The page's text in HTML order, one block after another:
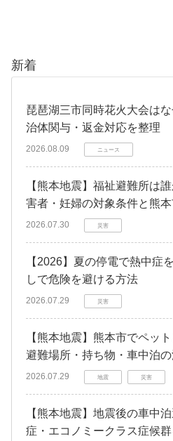
新着
琵琶湖三市同時花火大会は
治体関与・返金対応を整理
2026.08.09 ニュース
【熊本地震】福祉避難所は
害者・妊婦の対象条件と熊
2026.07.30 災害
【2026】夏の停電で熱中症
しで危険を避ける方法
2026.07.29 災害
【熊本地震】熊本市でペッ
避難場所・持ち物・車中泊
2026.07.29 地震 災害
【熊本地震】地震後の車中
症・エコノミークラス症候